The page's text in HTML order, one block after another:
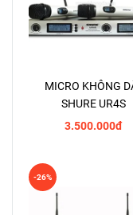
MICRO KHÔNG
SHURE UR4S
3.500.000đ
-26%